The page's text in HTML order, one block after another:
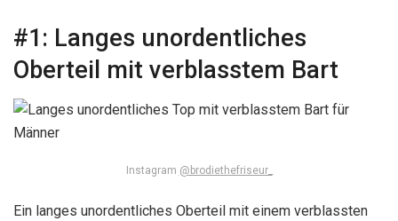
#1: Langes unordentliches
Oberteil mit verblasstem Bart
Instagram @brodiethefriseur_
Ein langes unordentliches Oberteil mit einem verblassten